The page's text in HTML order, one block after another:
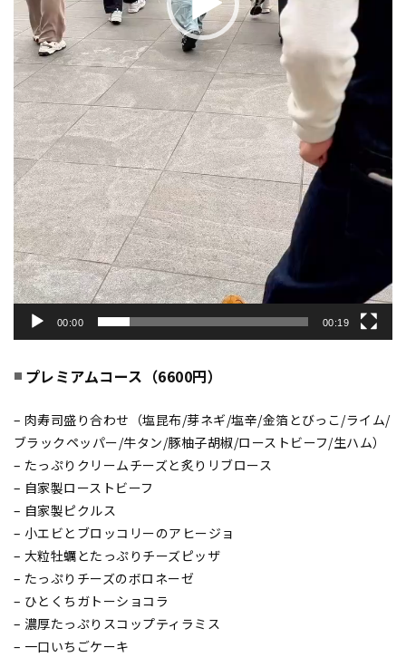
00:00 00:19
プレミアムコース（6600円）
– 肉寿司盛り合わせ（塩昆布/芽ネギ/塩辛/金箔とびっこ/ライム/
ブラックペッパー/牛タン/豚柚子胡椒/ローストビーフ/生ハム）
– たっぷりクリームチーズと炙りリブロース
– 自家製ローストビーフ
– 自家製ピクルス
– 小エビとブロッコリーのアヒージョ
– 大粒牡蠣とたっぷりチーズピッザ
– たっぷりチーズのボロネーゼ
– ひとくちガトーショコラ
– 濃厚たっぷりスコップティラミス
– 一口いちごケーキ